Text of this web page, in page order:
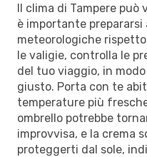
Il clima di Tampere
è importante
meteorologiche
le valigie, controlla le
del tuo viaggio, in
giusto. Porta con te
temperature più
ombrello potrebbe
improvvisa, e la crema
proteggerti dal sole,